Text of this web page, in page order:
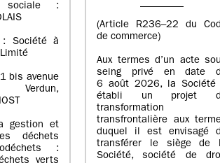
sociale :
: Société à
bis avenue
gestion et
déchets
:
(Article R236–22 du
de commerce)
Aux termes d’un acte
seing privé en date
6 août 2026, la Société
établi un projet
transformation
transfrontalière aux
duquel il est envisagé
transférer le siège de
Société, société de